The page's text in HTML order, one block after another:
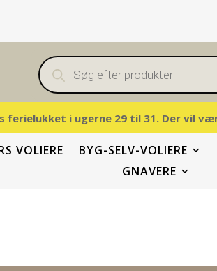
Products
search
ferielukket i ugerne 29 til 31. Der vil
VOLIERE BYG-SELV-VOLIERE
GNAVERE